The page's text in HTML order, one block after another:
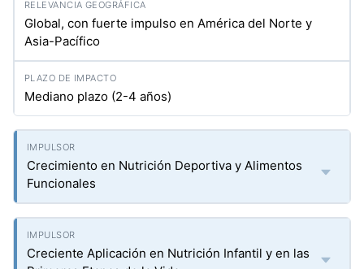
Global, con fuerte impulso en América del Norte y
Asia-Pacífico
Mediano plazo (2-4 años)
Crecimiento en Nutrición Deportiva y Alimentos
Funcionales
Creciente Aplicación en Nutrición Infantil y en las